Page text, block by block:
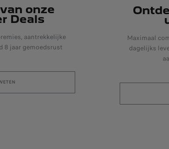
onze
Deals
aantrekkelijke
8 jaar gemoedsrust
Maximaal
dagelijks